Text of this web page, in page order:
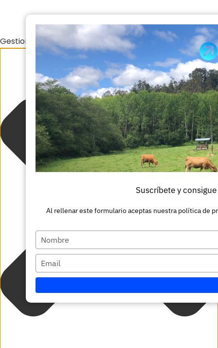
Gestionar el consentimiento de las cookies
Suscríbete y
Al rellenar este formulario aceptas nuestra política de
Escriba
su
nombre
Escriba
su
correo
electrónico